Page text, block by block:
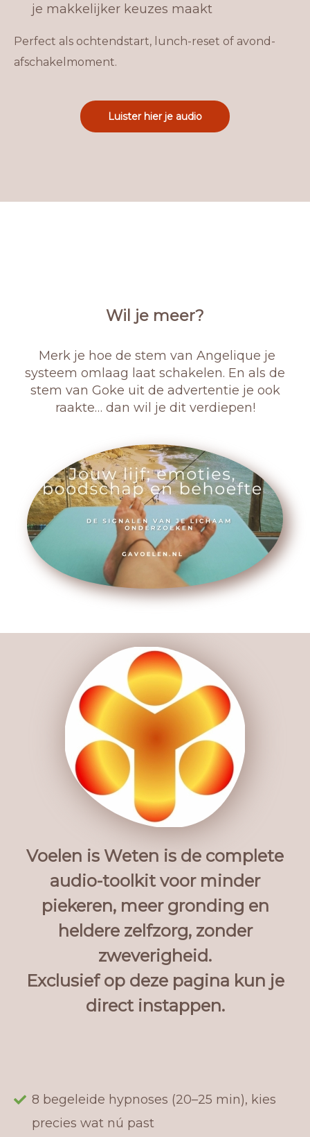
je makkelijker keuzes maakt
Perfect als ochtendstart, lunch-reset of avond-
afschakelmoment.
Luister hier je audio
Wil je meer?
Merk je hoe de stem van Angelique je
systeem omlaag laat schakelen. En als de
stem van Goke uit de advertentie je ook
raakte… dan wil je dit verdiepen!
Voelen is Weten is de complete
audio-toolkit voor minder
piekeren, meer gronding en
heldere zelfzorg, zonder
zweverigheid.
Exclusief op deze pagina kun je
direct instappen.
8 begeleide hypnoses (20–25 min), kies
precies wat nú past